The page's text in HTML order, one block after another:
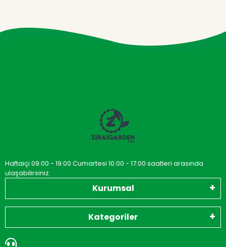
Haftaiçi 09:00 - 19:00 Cumartesi 10:00 - 17:00 saatleri arasında
ulaşabilirsiniz.
Kurumsal
Kategoriler